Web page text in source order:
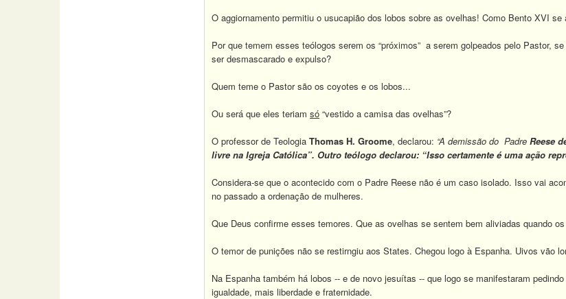
O aggiornamento permitiu o usucapião dos lobos sobre as ovelhas! Como Bento XVI
Por que temem esses teólogos serem os “próximos” a serem golpeados pelo Pastor,
ser desmascarado e expulso?
Quem teme o Pastor são os coyotes e os lobos...
Ou será que eles teriam só “vestido a camisa das ovelhas”?
O professor de Teologia Thomas H. Groome, declarou: “A demissão do Padre Reese
livre na Igreja Católica”. Outro teólogo declarou: “Isso certamente é uma ação
Considera-se que o acontecido com o Padre Reese não é um caso isolado. Isso vai
no passado a ordenação de mulheres.
Que Deus confirme esses temores. Que as ovelhas se sentem bem aliviadas quando
O temor de punições não se restirngiu aos States. Chegou logo à Espanha. Uivos vão
Na Espanha também há lobos -- e de novo jesuítas -- que logo se manifestaram
igualdade, mais liberdade e fraternidade.